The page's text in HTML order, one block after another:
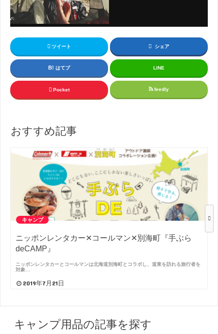
ツイート シェア
はてブ LINE
Pocket feedly
おすすめ記事
キャンプ
ニッポンレンタカー✕コールマン✕別海町『手ぶら
deCAMP』
ニッポンレンタカーとコールマンは北海道別海町とコラボし、道東を訪れる旅行者を
対象…
2019年7月21日
キャンプ用品の記事を探す